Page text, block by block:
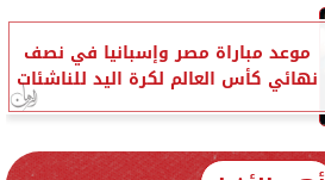
موعد مباراة مصر وإسبانيا في نصف
نهائي كأس العالم لكرة اليد للناشئات